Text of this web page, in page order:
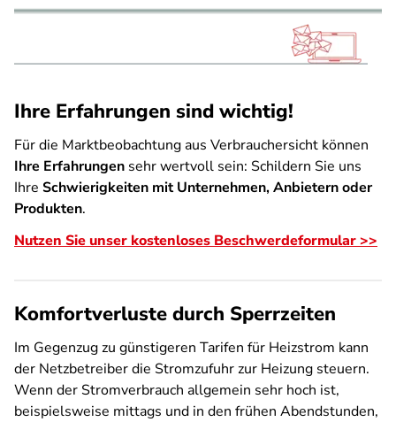
Ihre Erfahrungen sind wichtig!
Für die Marktbeobachtung aus Verbrauchersicht können
Ihre Erfahrungen sehr wertvoll sein: Schildern Sie uns
Ihre Schwierigkeiten mit Unternehmen, Anbietern oder
Produkten.
Nutzen Sie unser kostenloses Beschwerdeformular >>
Komfortverluste durch Sperrzeiten
Im Gegenzug zu günstigeren Tarifen für Heizstrom kann
der Netzbetreiber die Stromzufuhr zur Heizung steuern.
Wenn der Stromverbrauch allgemein sehr hoch ist,
beispielsweise mittags und in den frühen Abendstunden,